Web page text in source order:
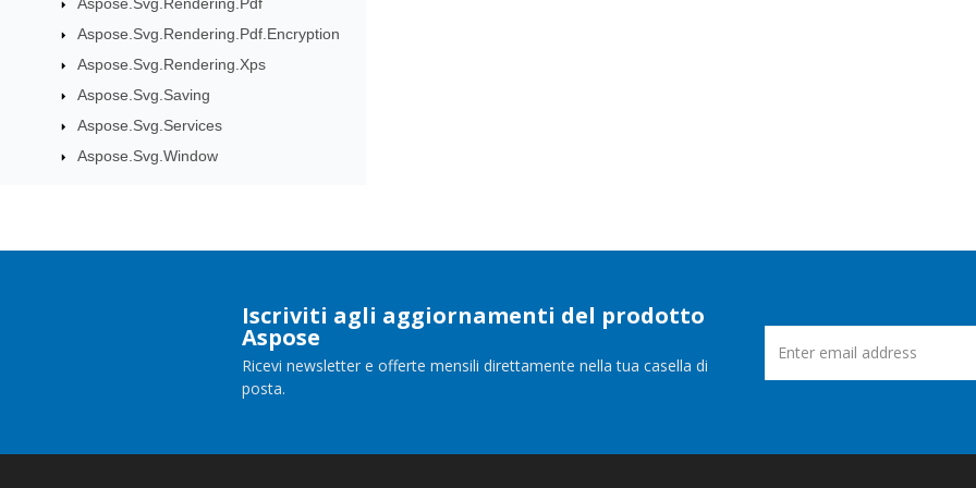
Aspose.Svg.Rendering.Pdf.Encryption
Aspose.Svg.Rendering.Xps
Aspose.Svg.Saving
Aspose.Svg.Services
Aspose.Svg.Window
Iscriviti agli aggiornamenti del prodotto
Aspose
Ricevi newsletter e offerte mensili direttamente nella tua casella di
posta.